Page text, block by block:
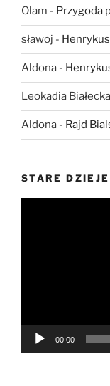
Olam - Przygoda
sławoj -
Aldona -
Leokadia
Aldona - Rajd
STARE DZIEJE
00:00